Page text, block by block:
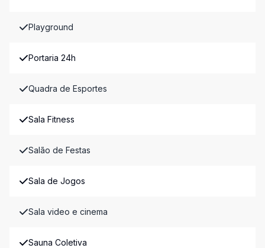
Playground
Portaria 24h
Quadra de Esportes
Sala Fitness
Salão de Festas
Sala de Jogos
Sala video e cinema
Sauna Coletiva